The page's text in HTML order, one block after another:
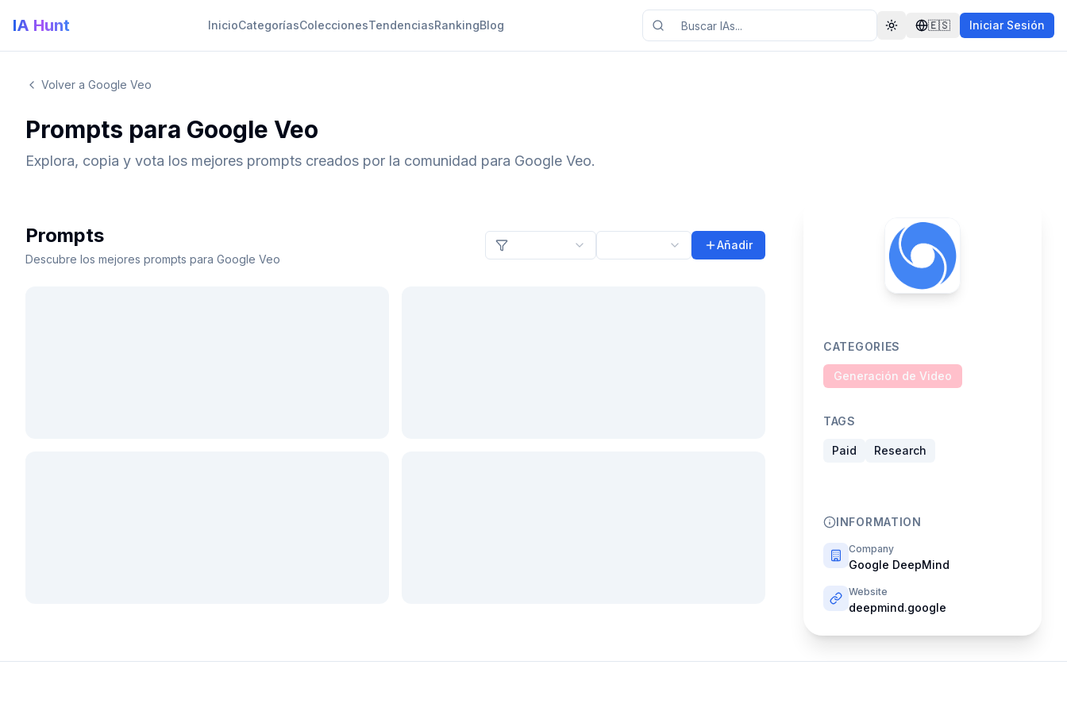
IA Hunt InicioCategoríasColeccionesTendenciasRankingBlog Toggle theme
🇪🇸 Iniciar Sesión
Volver a Google Veo
Prompts para Google Veo
Explora, copia y vota los mejores prompts creados por la comunidad para Google Veo.
Prompts
Descubre los mejores prompts para Google Veo
Añadir
CATEGORIES
Generación de Video
TAGS
Paid Research
INFORMATION
Company
Google DeepMind
Website
deepmind.google